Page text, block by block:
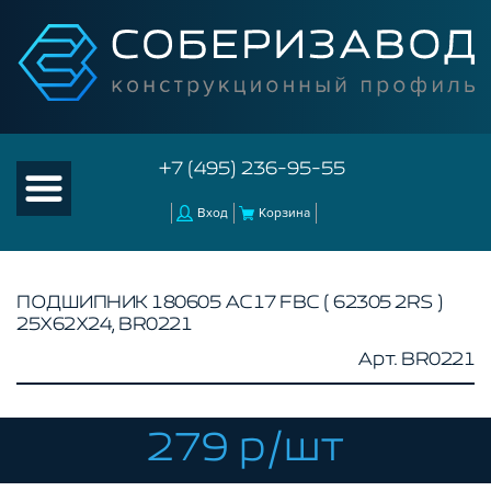
+7 (495) 236-95-55
Вход Корзина
КАТАЛОГ ТОВАРОВ
КОНСТРУКЦИОННЫЙ ПРОФИЛЬ
КОМПЛЕКТУЮЩИЕ К ЧПУ
АКСЕССУАРЫ ДЛЯ V-ПАЗА
ПОДШИПНИК 180605 АС17 FBC ( 62305 2RS )
25Х62Х24, BR0221
Арт. BR0221
279 р/шт